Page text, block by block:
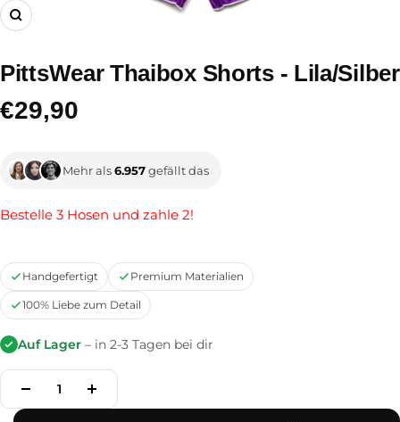
Zoom
PittsWear Thaibox Shorts - Lila/Silber
Angebotspreis
€29,90
Mehr als6.957gefällt das
Bestelle 3 Hosen und zahle 2!
Handgefertigt Premium Materialien
100% Liebe zum Detail
Auf Lager – in 2-3 Tagen bei dir
Menge
Menge